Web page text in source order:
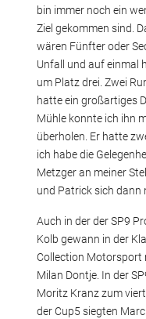
bin immer noch ein
Ziel gekommen sind.
wären Fünfter oder
Unfall und auf einmal
um Platz drei. Zwei
hatte ein großartiges
Mühle konnte ich ihn
überholen. Er hatte
ich habe die
Metzger an meiner
und Patrick sich dann
Auch in der der SP9
Kolb gewann in der
Collection Motorsport
Milan Dontje. In der
Moritz Kranz zum
der Cup5 siegten